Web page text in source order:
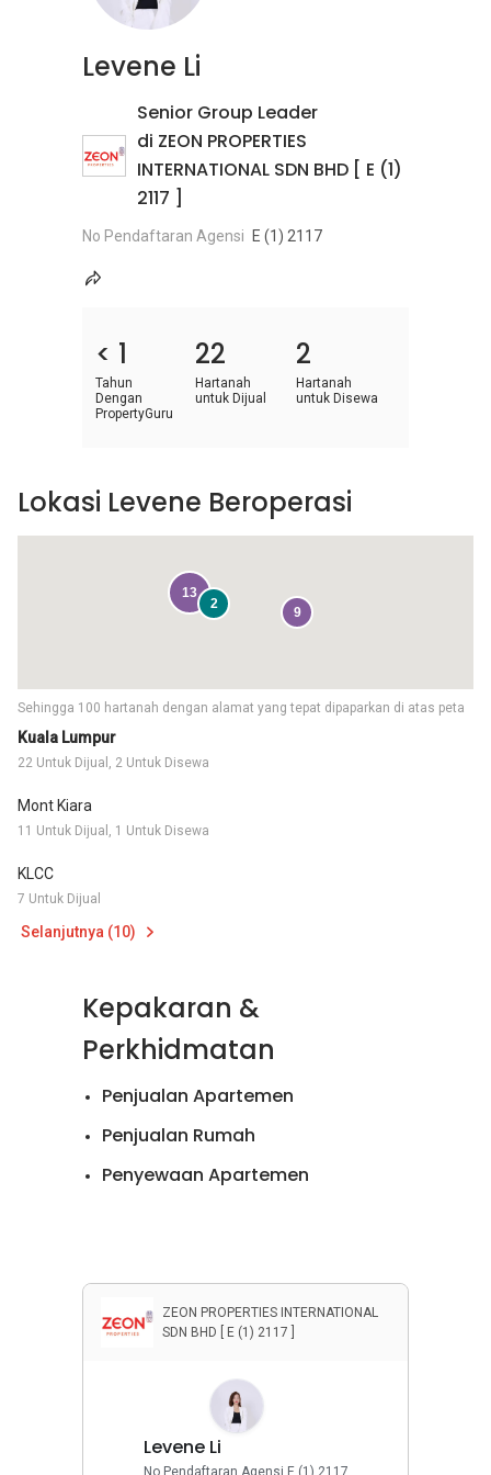
Levene Li
Senior Group Leader
di ZEON PROPERTIES
INTERNATIONAL SDN BHD [ E (1)
2117 ]
No Pendaftaran Agensi E (1) 2117
< 1
Tahun
Dengan
PropertyGuru
22
Hartanah
untuk Dijual
2
Hartanah
untuk Disewa
Kuala Lumpur
22 Untuk Dijual, 2 Untuk Disewa
Mont Kiara
11 Untuk Dijual, 1 Untuk Disewa
KLCC
7 Untuk Dijual
Selanjutnya (10)
Sehingga 100 hartanah dengan alamat yang tepat dipaparkan di atas peta
13
9
2
Lokasi Levene Beroperasi
Kepakaran &
Perkhidmatan
Penjualan Apartemen
Penjualan Rumah
Penyewaan Apartemen
ZEON PROPERTIES INTERNATIONAL
SDN BHD [ E (1) 2117 ]
Levene Li
No Pendaftaran Agensi E (1) 2117